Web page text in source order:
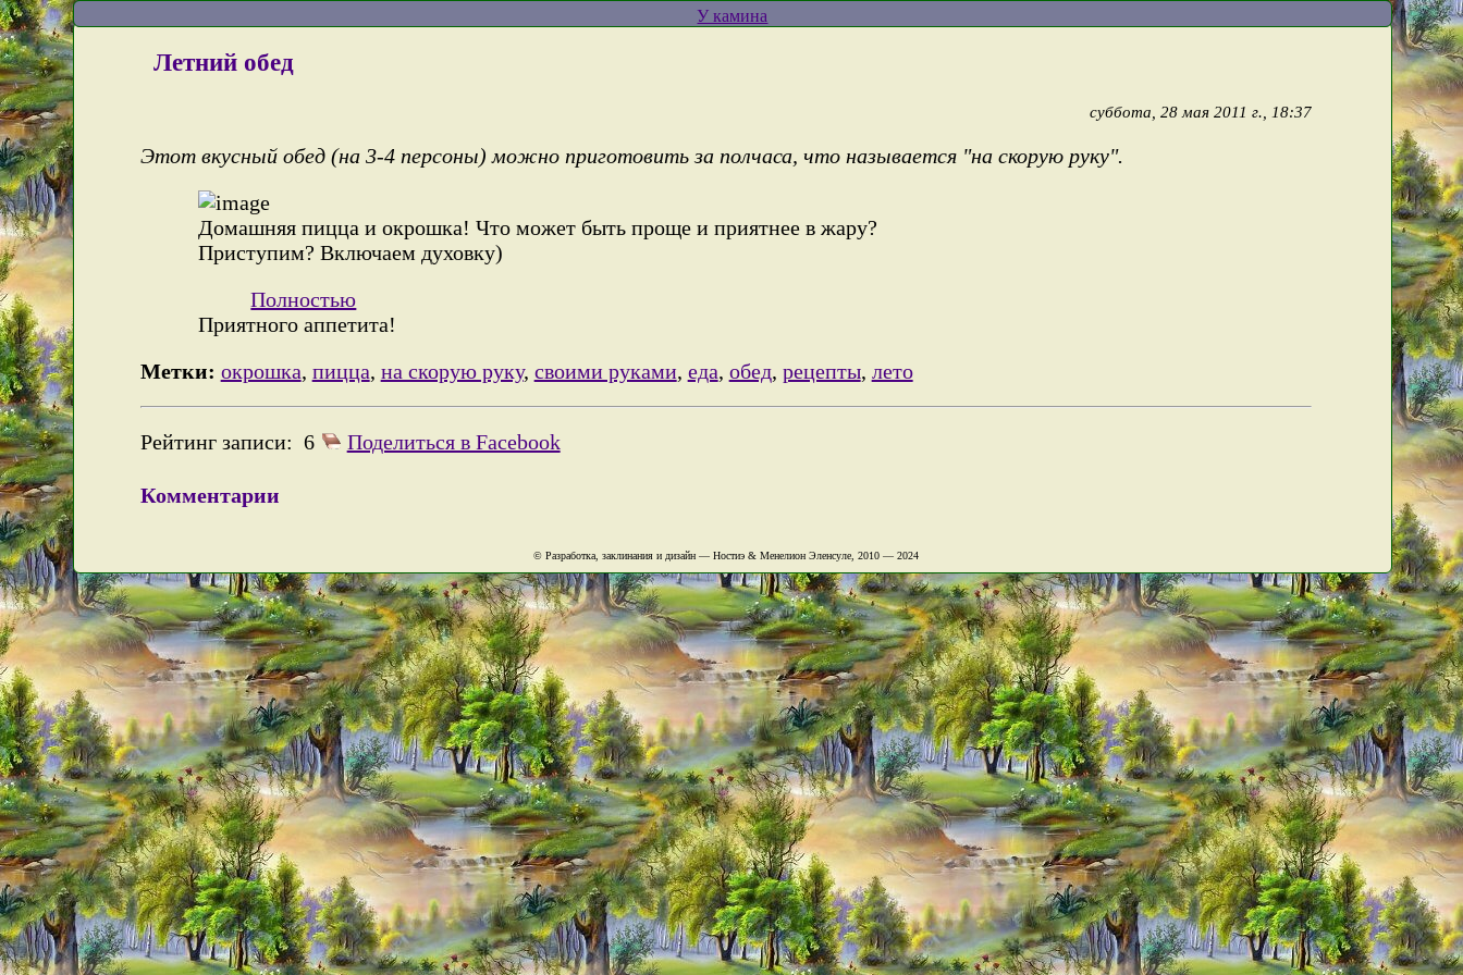
У камина
Летний обед
суббота, 28 мая 2011 г., 18:37
Этот вкусный обед (на 3-4 персоны) можно приготовить за полчаса, что называется "на скорую руку".
Домашняя пицца и окрошка! Что может быть проще и приятнее в жару?
Приступим? Включаем духовку)
Полностью
Приятного аппетита!
Метки: окрошка, пицца, на скорую руку, своими руками, еда, обед, рецепты, лето
Рейтинг записи: 6 Поделиться в Facebook
Комментарии
© Разработка, заклинания и дизайн — Ностиэ & Менелион Эленсуле, 2010 — 2024